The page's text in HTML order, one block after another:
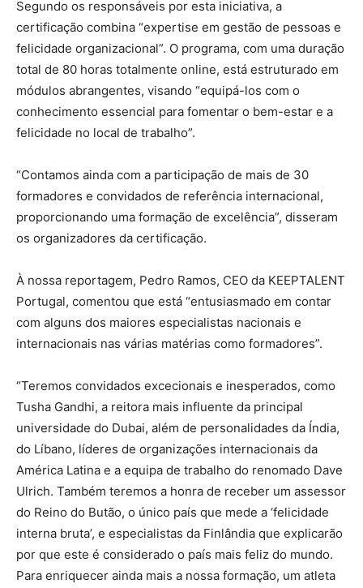
Segundo os responsáveis por esta iniciativa, a
certificação combina “expertise em gestão de pessoas e
felicidade organizacional”. O programa, com uma duração
total de 80 horas totalmente online, está estruturado em
módulos abrangentes, visando “equipá-los com o
conhecimento essencial para fomentar o bem-estar e a
felicidade no local de trabalho”.
“Contamos ainda com a participação de mais de 30
formadores e convidados de referência internacional,
proporcionando uma formação de excelência”, disseram
os organizadores da certificação.
À nossa reportagem, Pedro Ramos, CEO da KEEPTALENT
Portugal, comentou que está “entusiasmado em contar
com alguns dos maiores especialistas nacionais e
internacionais nas várias matérias como formadores”.
“Teremos convidados excecionais e inesperados, como
Tusha Gandhi, a reitora mais influente da principal
universidade do Dubai, além de personalidades da Índia,
do Líbano, líderes de organizações internacionais da
América Latina e a equipa de trabalho do renomado Dave
Ulrich. Também teremos a honra de receber um assessor
do Reino do Butão, o único país que mede a ‘felicidade
interna bruta’, e especialistas da Finlândia que explicarão
por que este é considerado o país mais feliz do mundo.
Para enriquecer ainda mais a nossa formação, um atleta